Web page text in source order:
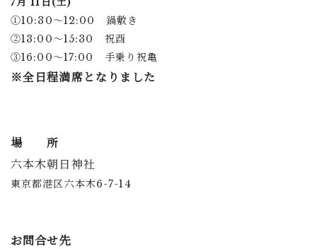
①10:30〜12:00 鍋敷き
②13:00〜15:30 祝酉
③16:00～17:00 手乗り祝亀
※全日程満席となりました
場 所
六本木朝日神社
東京都港区六本木6-7-14
お問合せ先